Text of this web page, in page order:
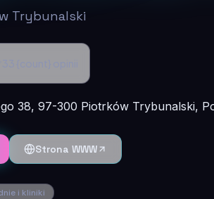
Trybunalski
38, 97-300 Piotrków Trybunalski,
Strona WWW
i kliniki